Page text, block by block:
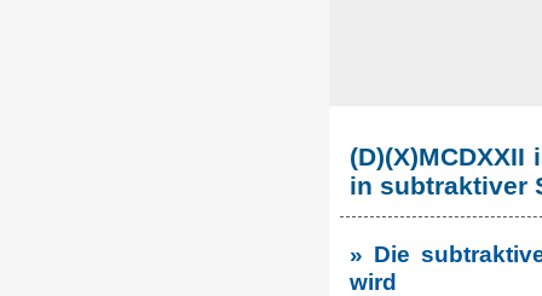
in subtraktiver
» Die
wird